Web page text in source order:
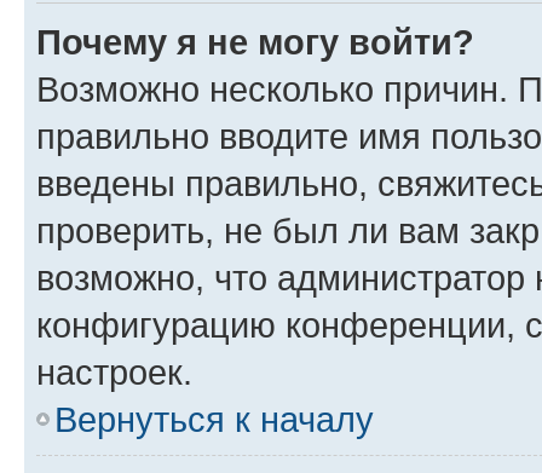
Почему я не могу войти?
Возможно несколько причин.
правильно вводите имя
введены правильно,
проверить, не был ли вам
возможно, что администратор
конфигурацию конференции,
настроек.
Вернуться к началу